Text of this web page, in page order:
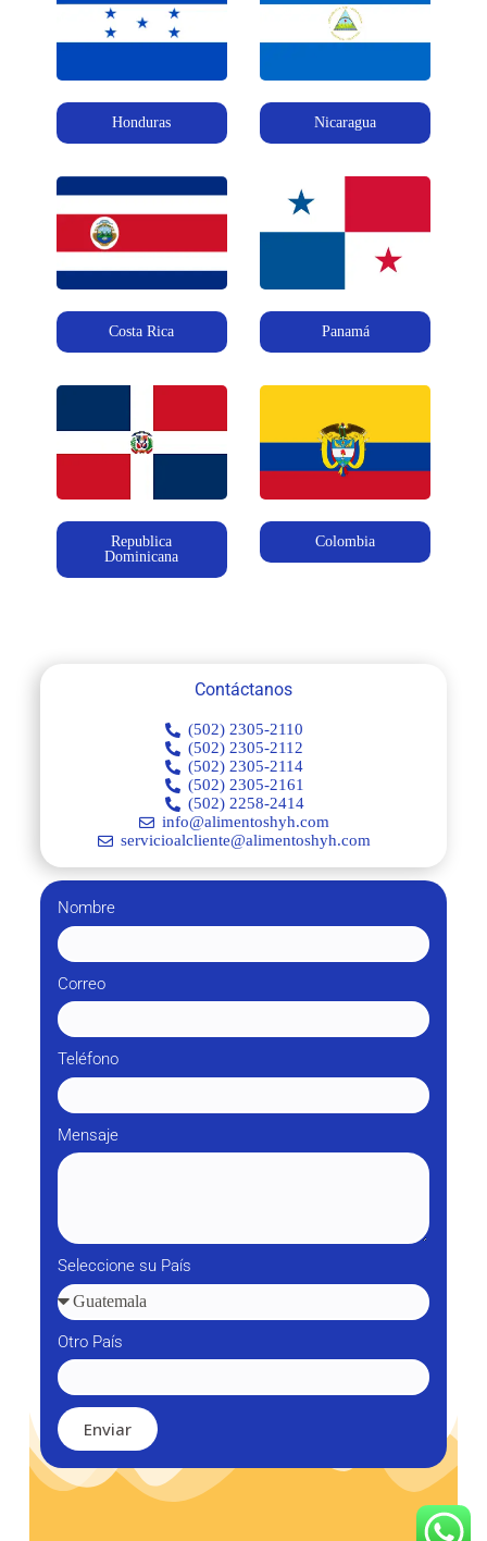
Honduras Nicaragua
Costa Rica Panamá
Republica
Dominicana
Colombia
Contáctanos
(502) 2305-2110
(502) 2305-2112
(502) 2305-2114
(502) 2305-2161
(502) 2258-2414
info@alimentoshyh.com
servicioalcliente@alimentoshyh.com
Nombre
Correo
Teléfono
Mensaje
Seleccione su País
Otro País
Enviar